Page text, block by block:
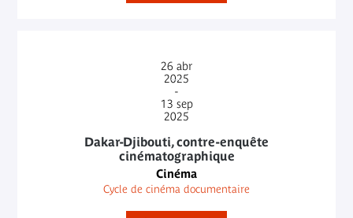
26 abr
2025
-
13 sep
2025
Dakar-Djibouti, contre-enquête
cinématographique
Cinéma
Cycle de cinéma documentaire